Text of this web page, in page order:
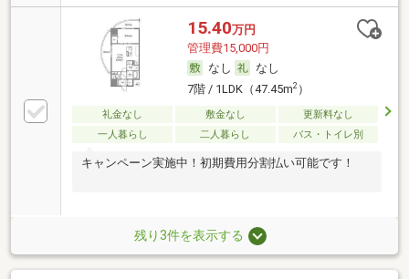
15.40万円
管理費15,000円
なし
なし
7階 / 1LDK（47.45m2）
礼金なし 敷金なし
更新料なし
一人暮らし
二人暮らし バス・トイレ別
キャンペーン実施中！初期費用分割払い可能です！
残り3件を表示する